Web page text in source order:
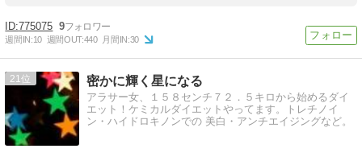
775075 9
週間IN:10 週間OUT:440 月間IN:30
21 密かに輝く星になる
アラサー女、１５８センチ７２．５キロから始めるダイ
エット！ケミカルダイエットやってます。トレチノイ
ン・ハイドロキノンでの 美白・アンチエイジングなど。